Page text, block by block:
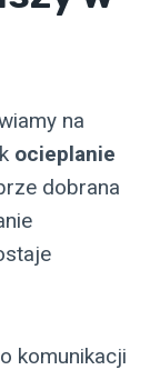
na
ocieplanie
dobrana
komunikacji